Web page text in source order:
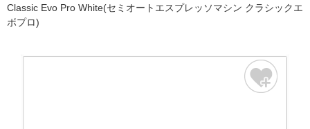
Classic Evo Pro White(セミオートエスプレッソマシン クラシックエ
ボプロ)